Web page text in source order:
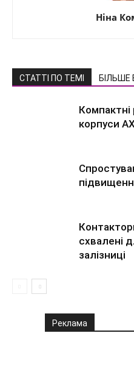
Ніна
СТАТТІ ПО ТЕМІ БІЛЬШЕ
Компактні
корпуси
схвалені
залізниці
Реклама